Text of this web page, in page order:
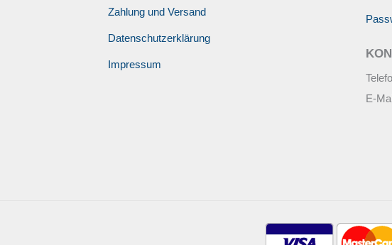
Zahlung und Versand
Datenschutzerklärung
Impressum
E-